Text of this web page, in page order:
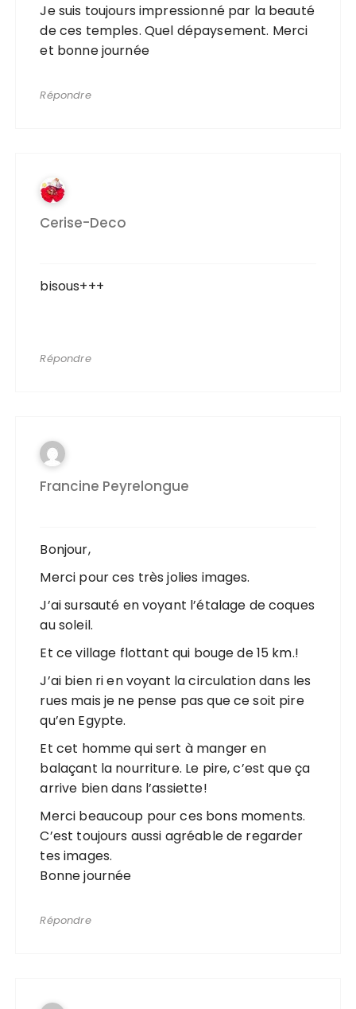
Je suis toujours impressionné par la beauté
de ces temples. Quel dépaysement. Merci
et bonne journée
Répondre
Cerise-Deco
bisous+++
Répondre
Francine Peyrelongue
Bonjour,
Merci pour ces très jolies images.
J’ai sursauté en voyant l’étalage de coques
au soleil.
Et ce village flottant qui bouge de 15 km.!
J’ai bien ri en voyant la circulation dans les
rues mais je ne pense pas que ce soit pire
qu’en Egypte.
Et cet homme qui sert à manger en
balaçant la nourriture. Le pire, c’est que ça
arrive bien dans l’assiette!
Merci beaucoup pour ces bons moments.
C’est toujours aussi agréable de regarder
tes images.
Bonne journée
Répondre